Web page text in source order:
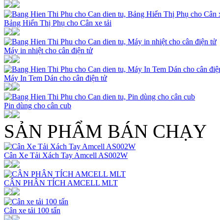
Bảng Hiển Thị Phụ cho Cân xe tải
Máy in nhiệt cho cân điện tử
Máy In Tem Dán cho cân điện tử
Pin dùng cho cân cub
SẢN PHẨM BÁN CHẠY
Cân Xe Tải Xách Tay Amcell AS002W
CÂN PHÂN TÍCH AMCELL MLT
Cân xe tải 100 tấn